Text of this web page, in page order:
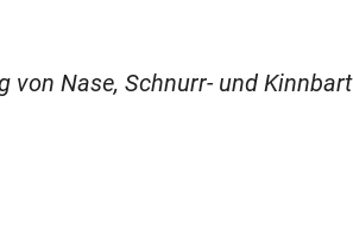
von Nase, Schnurr- und Kinnbart